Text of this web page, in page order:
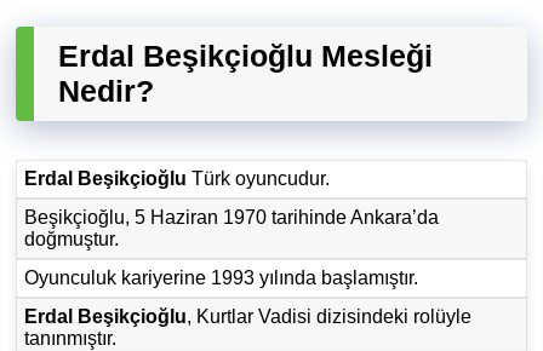
Erdal Beşikçioğlu Mesleği
Nedir?
Erdal Beşikçioğlu Türk oyuncudur.
Beşikçioğlu, 5 Haziran 1970 tarihinde Ankara’da
doğmuştur.
Oyunculuk kariyerine 1993 yılında başlamıştır.
Erdal Beşikçioğlu, Kurtlar Vadisi dizisindeki rolüyle
tanınmıştır.